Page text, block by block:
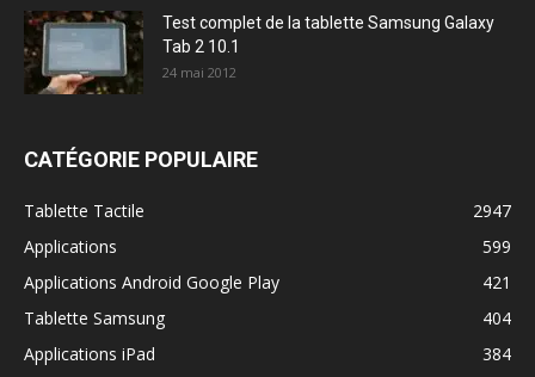
Test complet de la tablette Samsung Galaxy
Tab 2 10.1
24 mai 2012
CATÉGORIE POPULAIRE
Tablette Tactile
2947
Applications
599
Applications Android Google Play
421
Tablette Samsung
404
Applications iPad
384